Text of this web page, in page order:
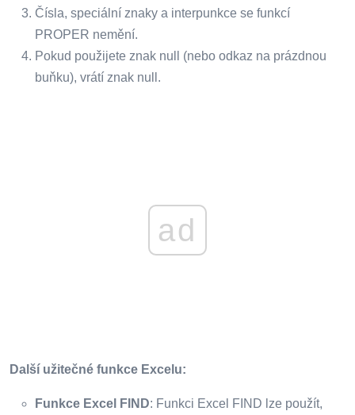
Čísla, speciální znaky a interpunkce se funkcí
PROPER nemění.
Pokud použijete znak null (nebo odkaz na prázdnou
buňku), vrátí znak null.
ad
Další užitečné funkce Excelu:
Funkce Excel FIND: Funkci Excel FIND lze použít,